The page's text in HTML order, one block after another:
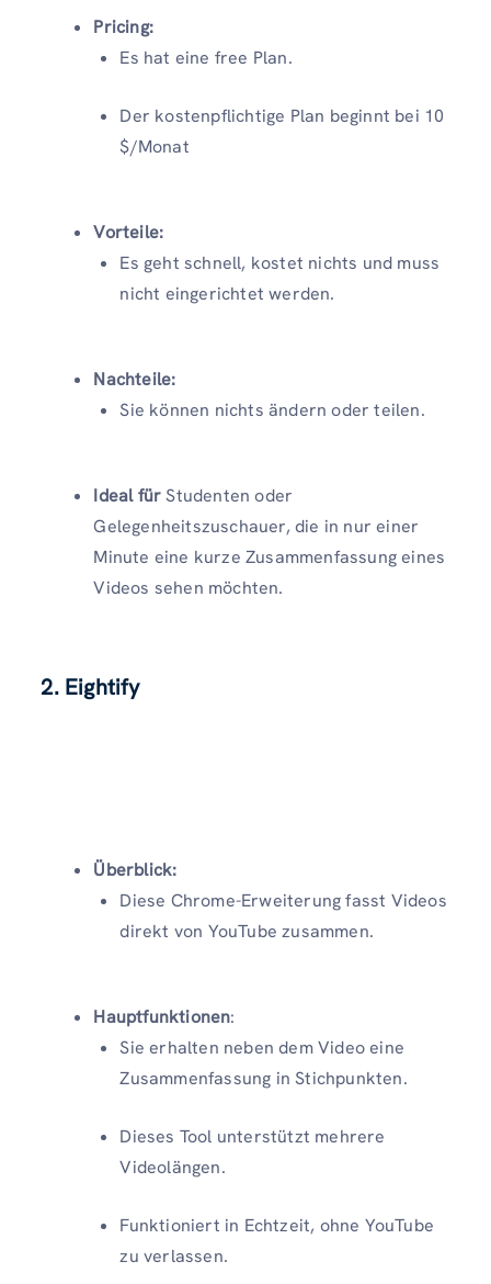
Pricing:
Es hat eine free Plan.
Der kostenpflichtige Plan beginnt bei 10
$/Monat
Vorteile:
Es geht schnell, kostet nichts und muss
nicht eingerichtet werden.
Nachteile:
Sie können nichts ändern oder teilen.
Ideal fürStudenten oder
Gelegenheitszuschauer, die in nur einer
Minute eine kurze Zusammenfassung eines
Videos sehen möchten.
2. Eightify
Überblick:
Diese Chrome-Erweiterung fasst Videos
direkt von YouTube zusammen.
Hauptfunktionen:
Sie erhalten neben dem Video eine
Zusammenfassung in Stichpunkten.
Dieses Tool unterstützt mehrere
Videolängen.
Funktioniert in Echtzeit, ohne YouTube
zu verlassen.